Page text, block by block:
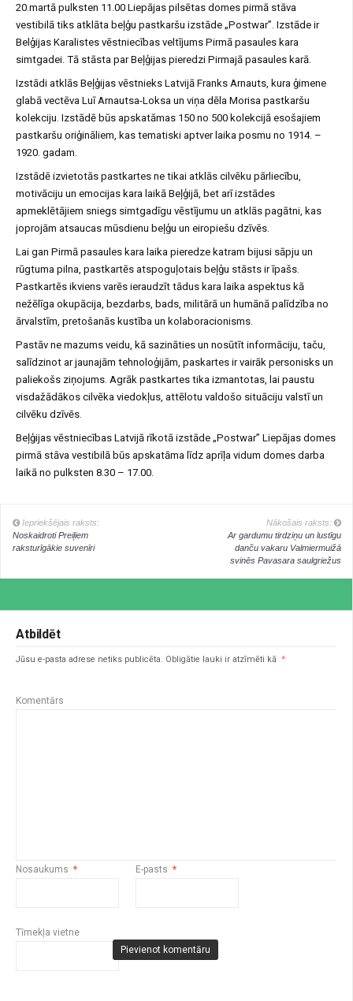
20.martā pulksten 11.00 Liepājas pilsētas domes pirmā stāva
vestibilā tiks atklāta beļģu pastkaršu izstāde „Postwar”. Izstāde ir
Belģijas Karalistes vēstniecības veltījums Pirmā pasaules kara
simtgadei. Tā stāsta par Beļģijas pieredzi Pirmajā pasaules karā.
Izstādi atklās Beļģijas vēstnieks Latvijā Franks Arnauts, kura ģimene
glabā vectēva Luī Arnautsa-Loksa un viņa dēla Morisa pastkaršu
kolekciju. Izstādē būs apskatāmas 150 no 500 kolekcijā esošajiem
pastkaršu oriģināliem, kas tematiski aptver laika posmu no 1914. –
1920. gadam.
Izstādē izvietotās pastkartes ne tikai atklās cilvēku pārliecību,
motivāciju un emocijas kara laikā Beļģijā, bet arī izstādes
apmeklētājiem sniegs simtgadīgu vēstījumu un atklās pagātni, kas
joprojām atsaucas mūsdienu beļģu un eiropiešu dzīvēs.
Lai gan Pirmā pasaules kara laika pieredze katram bijusi sāpju un
rūgtuma pilna, pastkartēs atspoguļotais beļģu stāsts ir īpašs.
Pastkartēs ikviens varēs ieraudzīt tādus kara laika aspektus kā
nežēlīga okupācija, bezdarbs, bads, militārā un humānā palīdzība no
ārvalstīm, pretošanās kustība un kolaboracionisms.
Pastāv ne mazums veidu, kā sazināties un nosūtīt informāciju, taču,
salīdzinot ar jaunajām tehnoloģijām, paskartes ir vairāk personisks un
paliekošs ziņojums. Agrāk pastkartes tika izmantotas, lai paustu
visdažādākos cilvēka viedokļus, attēlotu valdošo situāciju valstī un
cilvēku dzīvēs.
Beļģijas vēstniecības Latvijā rīkotā izstāde „Postwar” Liepājas domes
pirmā stāva vestibilā būs apskatāma līdz aprīļa vidum domes darba
laikā no pulksten 8.30 – 17.00.
Iepriekšējais raksts:
Noskaidroti Preiļiem
raksturīgākie suvenīri
Nākošais raksts:
Ar gardumu tirdziņu un lustīgu
danču vakaru Valmiermuižā
svinēs Pavasara saulgriežus
Atbildēt
Jūsu e-pasta adrese netiks publicēta. Obligātie lauki ir atzīmēti kā *
Komentārs
Nosaukums * E-pasts *
Tīmekļa vietne